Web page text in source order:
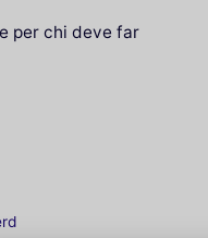
per chi deve far